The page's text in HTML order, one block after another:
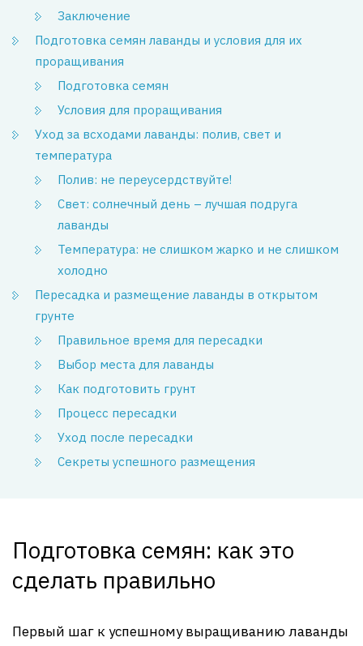
Заключение
Подготовка семян лаванды и условия для их
проращивания
Подготовка семян
Условия для проращивания
Уход за всходами лаванды: полив, свет и
температура
Полив: не переусердствуйте!
Свет: солнечный день – лучшая подруга
лаванды
Температура: не слишком жарко и не слишком
холодно
Пересадка и размещение лаванды в открытом
грунте
Правильное время для пересадки
Выбор места для лаванды
Как подготовить грунт
Процесс пересадки
Уход после пересадки
Секреты успешного размещения
Подготовка семян: как это
сделать правильно
Первый шаг к успешному выращиванию лаванды